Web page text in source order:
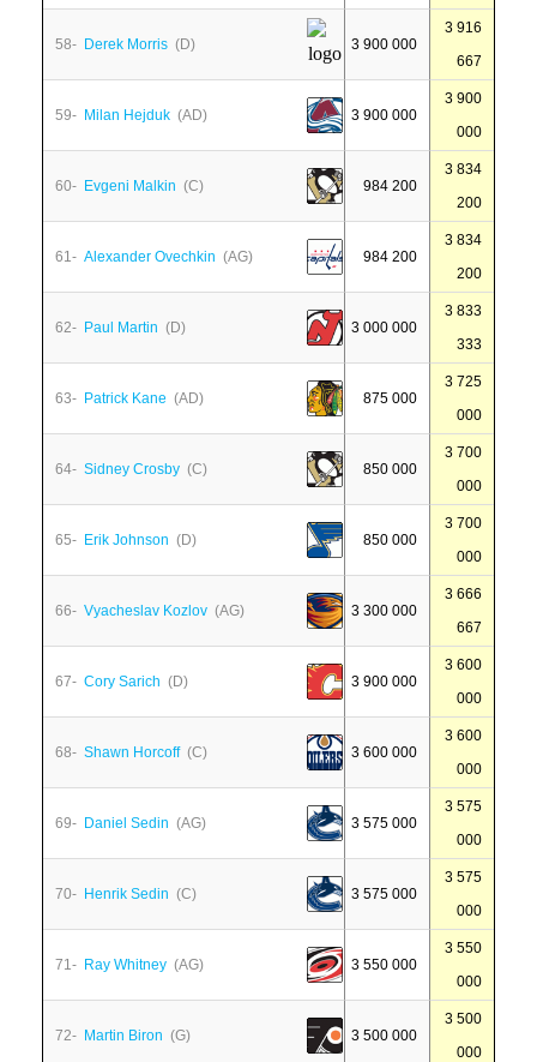
58- Derek Morris (D) 3 900 000
3 916
667
59- Milan Hejduk (AD) 3 900 000
3 900
000
60- Evgeni Malkin (C) 984 200
3 834
200
61- Alexander Ovechkin (AG) 984 200
3 834
200
62- Paul Martin (D) 3 000 000
3 833
333
63- Patrick Kane (AD) 875 000
3 725
000
64- Sidney Crosby (C) 850 000
3 700
000
65- Erik Johnson (D) 850 000
3 700
000
66- Vyacheslav Kozlov (AG) 3 300 000
3 666
667
67- Cory Sarich (D) 3 900 000
3 600
000
68- Shawn Horcoff(C) 3 600 000
3 600
000
69- Daniel Sedin (AG) 3 575 000
3 575
000
70- Henrik Sedin (C) 3 575 000
3 575
000
71- Ray Whitney (AG) 3 550 000
3 550
000
72- Martin Biron (G) 3 500 000
3 500
000